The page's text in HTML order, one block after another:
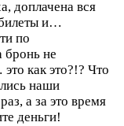
доплачена вся
и…
по
бронь не
как это?!? Что
наши
а за это время
деньги!